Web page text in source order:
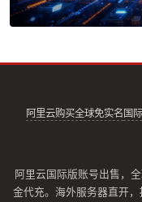
阿里云购买全球免实名 国
阿里云国际版账号出售，
金代充。海外服务器直开